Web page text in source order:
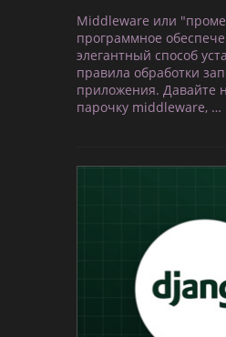
Middleware или
программное
элегантный способ
правила обработки
приложения. Давайте
парочку middleware, …